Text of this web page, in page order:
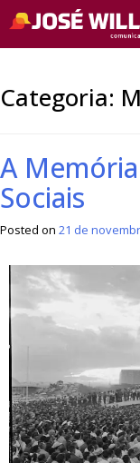
Categoria:
A
Sociais
Posted on 21 de